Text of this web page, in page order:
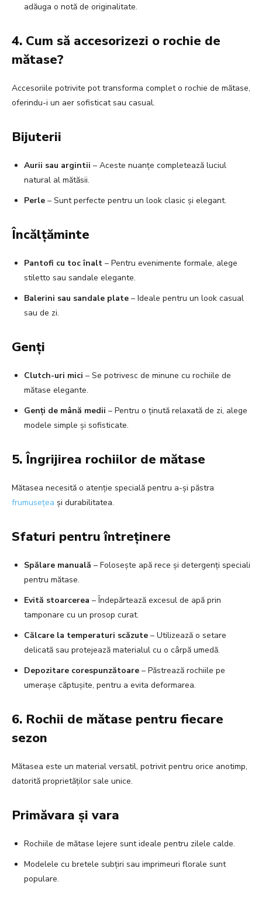
adăuga o notă de originalitate.
4. Cum să accesorizezi o rochie de
mătase?
Accesoriile potrivite pot transforma complet o rochie de mătase,
oferindu-i un aer sofisticat sau casual.
Bijuterii
Aurii sau argintii – Aceste nuanțe completează luciul
natural al mătăsii.
Perle – Sunt perfecte pentru un look clasic și elegant.
Încălțăminte
Pantofi cu toc înalt – Pentru evenimente formale, alege
stiletto sau sandale elegante.
Balerini sau sandale plate – Ideale pentru un look casual
sau de zi.
Genți
Clutch-uri mici – Se potrivesc de minune cu rochiile de
mătase elegante.
Genți de mână medii – Pentru o ținută relaxată de zi, alege
modele simple și sofisticate.
5. Îngrijirea rochiilor de mătase
Mătasea necesită o atenție specială pentru a-și păstra
frumusețea și durabilitatea.
Sfaturi pentru întreținere
Spălare manuală – Folosește apă rece și detergenți speciali
pentru mătase.
Evită stoarcerea – Îndepărtează excesul de apă prin
tamponare cu un prosop curat.
Călcare la temperaturi scăzute – Utilizează o setare
delicată sau protejează materialul cu o cârpă umedă.
Depozitare corespunzătoare – Păstrează rochiile pe
umerașe căptușite, pentru a evita deformarea.
6. Rochii de mătase pentru fiecare
sezon
Mătasea este un material versatil, potrivit pentru orice anotimp,
datorită proprietăților sale unice.
Primăvara și vara
Rochiile de mătase lejere sunt ideale pentru zilele calde.
Modelele cu bretele subțiri sau imprimeuri florale sunt
populare.